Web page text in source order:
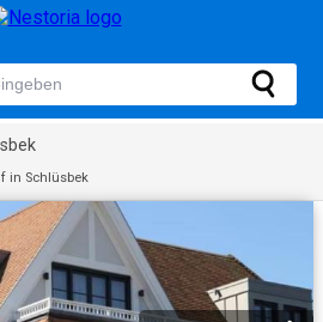
in Schlüsbek